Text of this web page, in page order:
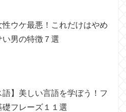
性ウケ最悪！これだけはやめ
い男の特徴７選
語】美しい言語を学ぼう！フ
礎フレーズ１１選